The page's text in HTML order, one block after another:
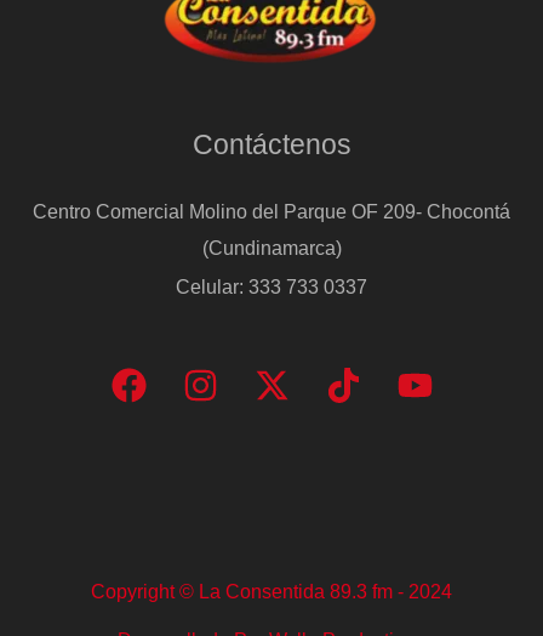
Contáctenos
Centro Comercial Molino del Parque OF 209- Chocontá
(Cundinamarca)
Celular: 333 733 0337
Copyright © La Consentida 89.3 fm - 2024